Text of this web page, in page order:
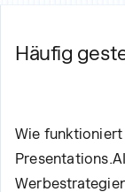
Häufig
Wie
Presentations.AI